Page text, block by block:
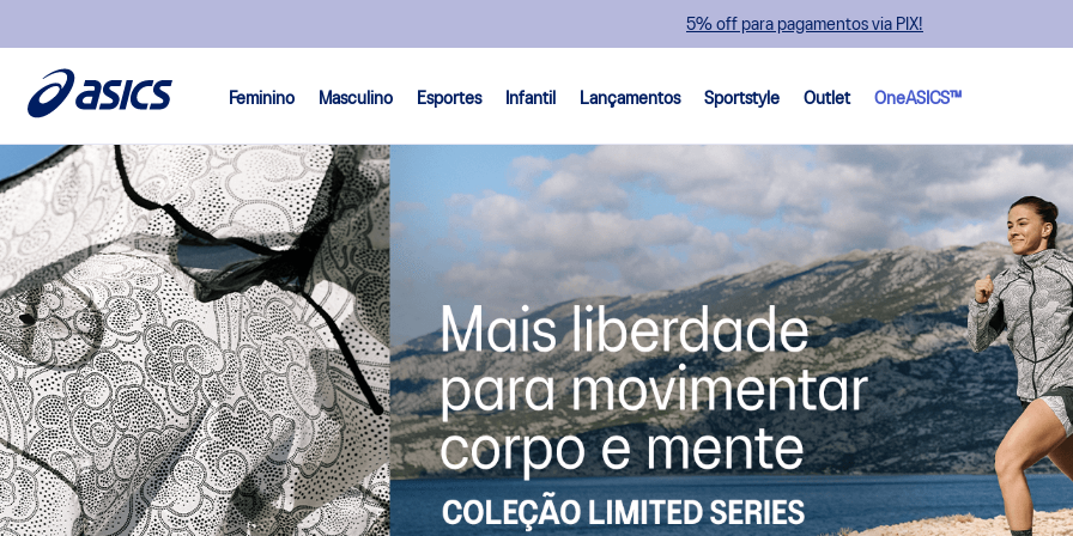
Frete Grátis Brasil*
Feminino Masculino Esportes Infantil Lançamentos Sportstyle Outlet OneASICS™